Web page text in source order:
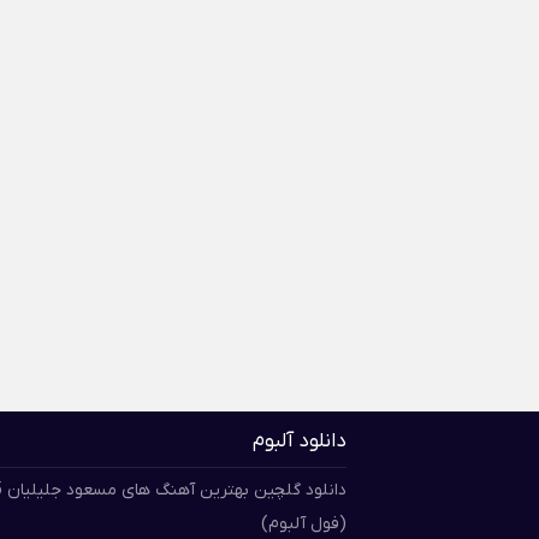
دانلود آلبوم
(فول آلبوم)